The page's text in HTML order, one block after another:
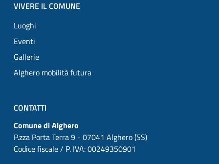
VIVERE IL COMUNE
Luoghi
Eventi
Gallerie
Alghero mobilità futura
CONTATTI
Comune di Alghero
P.zza Porta Terra 9 - 07041 Alghero (SS)
Codice fiscale / P. IVA: 00249350901